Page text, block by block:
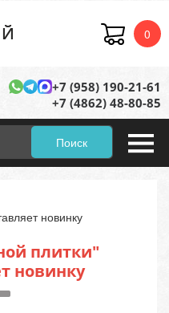
+7 (958) 190-21-61
+7 (4862) 48-80-85
0
Поиск
новинку
плитки"
новинку